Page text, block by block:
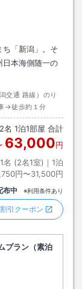
「新潟」。そ
日本海側随一の
交通 路線）のり
→徒歩約１分
2名 1泊1部屋 合計
63,000円
名 (2名1室)｜ 1泊
円〜31,500円
布中 ※利用条件あり
引クーポン
プラン（素泊